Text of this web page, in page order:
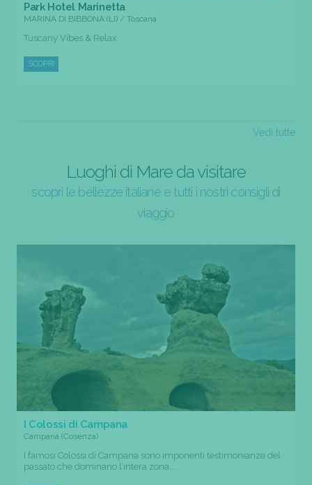
Park Hotel Marinetta
MARINA DI BIBBONA (LI) / Toscana
Tuscany Vibes & Relax
SCOPRI
Vedi tutte
Luoghi di Mare da visitare
scopri le bellezze italiane e tutti i nostri consigli di
viaggio
I Colossi di Campana
Campana (Cosenza)
I famosi Colossi di Campana sono imponenti testimonianze del
passato che dominano l’intera zona....